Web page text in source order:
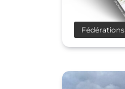
Fédérations